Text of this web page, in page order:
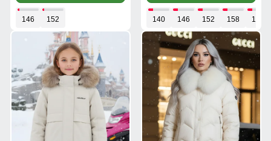
146 152 140 146 152 158 164